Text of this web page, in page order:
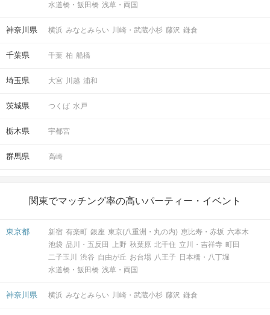
水道橋・飯田橋 浅草・両国
神奈川県 横浜 みなとみらい 川崎・武蔵小杉 藤沢 鎌倉
千葉県 千葉 柏 船橋
埼玉県 大宮 川越 浦和
茨城県 つくば 水戸
栃木県 宇都宮
群馬県 高崎
関東でマッチング率の高いパーティー・イベント
東京都 新宿 有楽町 銀座 東京(八重洲・丸の内) 恵比寿・赤坂 六本木
池袋 品川・五反田 上野 秋葉原 北千住 立川・吉祥寺 町田
二子玉川
渋谷 自由が丘 お台場 八王子 日本橋・八丁堀
水道橋・飯田橋 浅草・両国
神奈川県 横浜 みなとみらい 川崎・武蔵小杉 藤沢 鎌倉